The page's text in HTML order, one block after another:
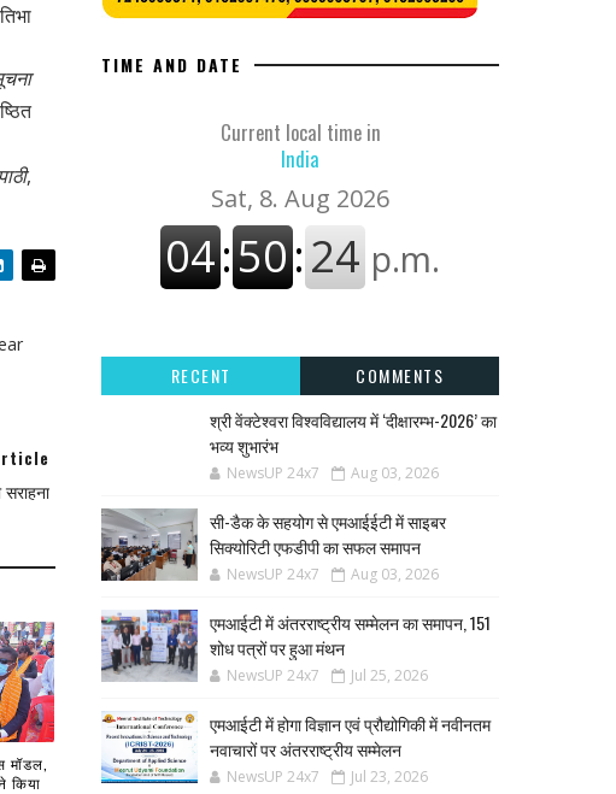
,
मॉडल,
किया
TIME AND DATE
Current local time in
India
RECENT
COMMENTS
श्री वेंक्टेश्वरा विश्वविद्यालय में ‘दीक्षारम्भ-2026’ का
भव्य शुभारंभ
NewsUP 24x7 Aug 03, 2026
सी-डैक के सहयोग से एमआईईटी में साइबर
सिक्योरिटी एफडीपी का सफल समापन
NewsUP 24x7 Aug 03, 2026
एमआईटी में अंतरराष्ट्रीय सम्मेलन का समापन, 151
शोध पत्रों पर हुआ मंथन
NewsUP 24x7 Jul 25, 2026
एमआईटी में होगा विज्ञान एवं प्रौद्योगिकी में नवीनतम
नवाचारों पर अंतरराष्ट्रीय सम्मेलन
NewsUP 24x7 Jul 23, 2026